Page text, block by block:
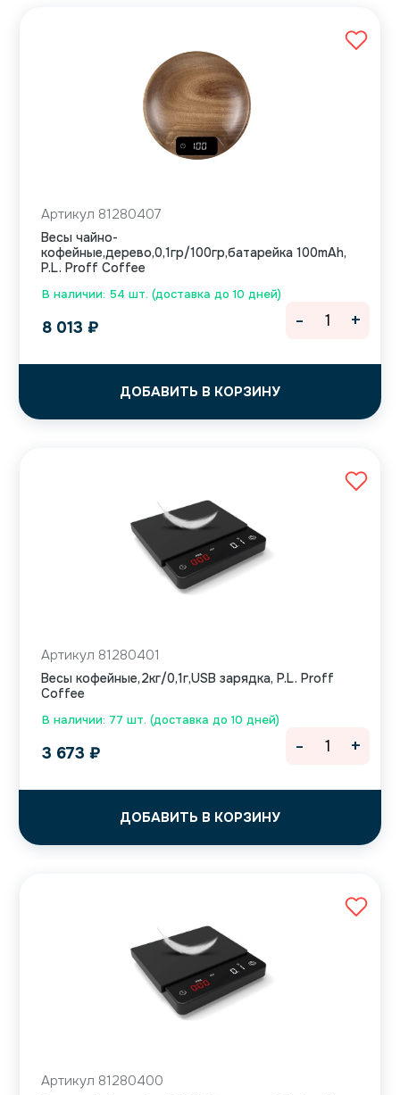
В наличии: 54 шт. (доставка до 10 дней)
Артикул 81280407
Весы чайно-
кофейные,дерево,0,1гр/100гр,батарейка 100mAh,
P.L. Proff Coffee
8 013 ₽
ДОБАВИТЬ В КОРЗИНУ
- +
В наличии: 77 шт. (доставка до 10 дней)
Артикул 81280401
Весы кофейные,2кг/0,1г,USB зарядка, P.L. Proff
Coffee
3 673 ₽
ДОБАВИТЬ В КОРЗИНУ
- +
Артикул 81280400